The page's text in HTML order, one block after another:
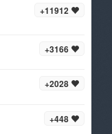
+11912
+3166
+2028
+448